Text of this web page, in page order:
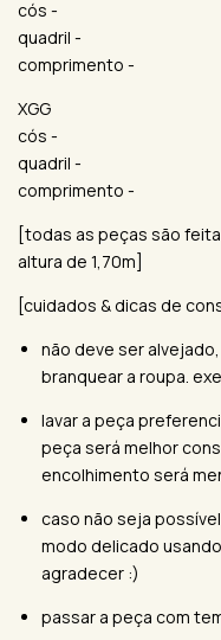
cós -
quadril -
comprimento -
XGG
cós -
quadril -
comprimento -
[todas as peças são
altura de 1,70m]
[cuidados & dicas de
não deve ser
branquear a roupa.
lavar a peça
peça será melhor
encolhimento será
caso não seja
modo delicado
agradecer :)
passar a peça com